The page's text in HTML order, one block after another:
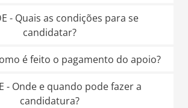
- Quais as condições para se
candidatar?
é feito o pagamento do apoio?
- Onde e quando pode fazer a
candidatura?